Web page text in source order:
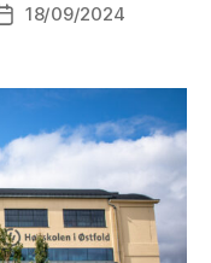
Publiseringsdato
18/09/2024